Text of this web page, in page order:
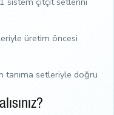
üretim öncesi
tanıma setleriyle doğru